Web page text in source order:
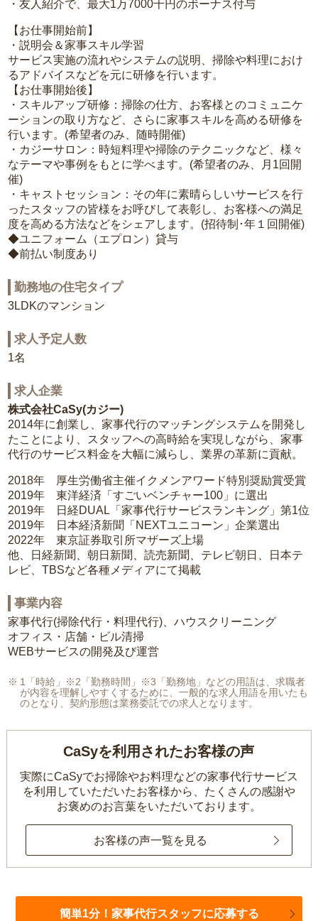
・友人紹介で、最大1万7000千円のボーナス付与
【お仕事開始前】
・説明会＆家事スキル学習
サービス実施の流れやシステムの説明、掃除や料理におけ
るアドバイスなどを元に研修を行います。
【お仕事開始後】
・スキルアップ研修：掃除の仕方、お客様とのコミュニケ
ーションの取り方など、さらに家事スキルを高める研修を
行います。(希望者のみ、随時開催)
・カジーサロン：時短料理や掃除のテクニックなど、様々
なテーマや事例をもとに学べます。(希望者のみ、月1回開
催)
・キャストセッション：その年に素晴らしいサービスを行
ったスタッフの皆様をお呼びして表彰し、お客様への満足
度を高める方法などをシェアします。(招待制･年１回開催)
◆ユニフォーム（エプロン）貸与
◆前払い制度あり
勤務地の住宅タイプ
3LDKのマンション
求人予定人数
1名
求人企業
株式会社CaSy(カジー)
2014年に創業し、家事代行のマッチングシステムを開発し
たことにより、スタッフへの高時給を実現しながら、家事
代行のサービス料金を大幅に減らし、業界の革新に貢献。
2018年 厚生労働省主催イクメンアワード特別奨励賞受賞
2019年 東洋経済「すごいベンチャー100」に選出
2019年 日経DUAL「家事代行サービスランキング」第1位
2019年 日本経済新聞「NEXTユニコーン」企業選出
2022年 東京証券取引所マザーズ上場
他、日経新聞、朝日新聞、読売新聞、テレビ朝日、日本テ
レビ、TBSなど各種メディアにて掲載
事業内容
家事代行(掃除代行・料理代行)、ハウスクリーニング
オフィス・店舗・ビル清掃
WEBサービスの開発及び運営
1「時給」※2「勤務時間」※3「勤務地」などの用語は、求職者
が内容を理解しやすくするために、一般的な求人用語を用いたも
のとなり、契約形態は業務委託での求人となります。
CaSyを利用されたお客様の声
実際にCaSyでお掃除やお料理などの家事代行サービス
を利用していただいたお客様から、 たくさんの感謝や
お褒めのお言葉をいただいております。
お客様の声一覧を見る
簡単1分！家事代行スタッフに応募する